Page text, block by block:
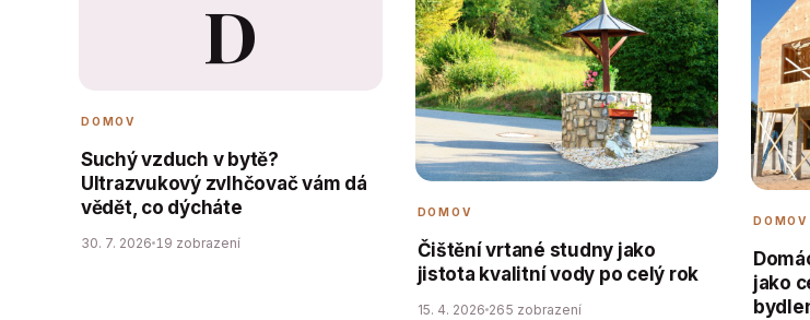
D
DOMOV
Suchý vzduch v bytě?
Ultrazvukový zvlhčovač vám dá
vědět, co dýcháte
30. 7. 2026 19 zobrazení
DOMOV
Čištění vrtané studny jako
jistota kvalitní vody po celý rok
15. 4. 2026 265 zobrazení
DOMOV
jako